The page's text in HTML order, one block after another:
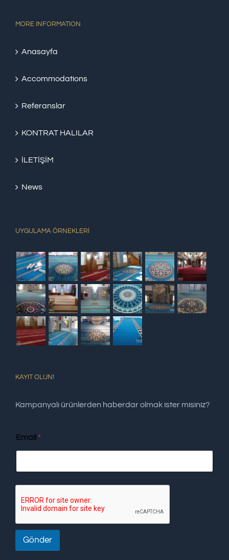
MORE INFORMATION
Anasayfa
Accommodations
Referanslar
KONTRAT HALILAR
İLETİŞİM
News
UYGULAMA ÖRNEKLERİ
KAYIT OLUN!
Kampanyalı ürünlerden haberdar olmak ister misiniz?
Email *
Gönder